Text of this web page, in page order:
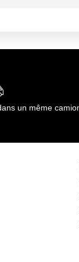
sec, ventilé et à
un même